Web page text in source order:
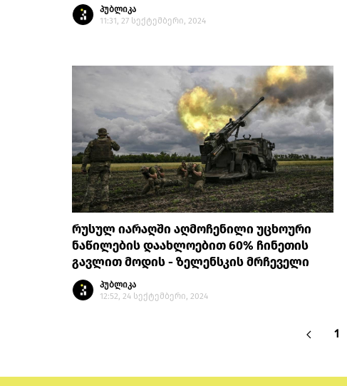
პუბლიკა
11:31, 27 სექტემბერი, 2024
რუსულ იარაღში აღმოჩენილი უცხოური
ნაწილების დაახლოებით 60% ჩინეთის
გავლით მოდის - ზელენსკის მრჩეველი
პუბლიკა
12:52, 24 სექტემბერი, 2024
1